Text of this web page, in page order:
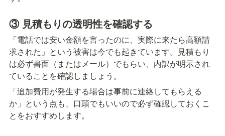
③ 見積もりの透明性を確認する
「電話では安い金額を言ったのに、実際に来たら高額請
求された」という被害は今でも起きています。見積もり
は必ず書面（またはメール）でもらい、内訳が明示され
ていることを確認しましょう。
「追加費用が発生する場合は事前に連絡してもらえる
か」という点も、口頭でもいいので必ず確認しておくこ
とをおすすめします。